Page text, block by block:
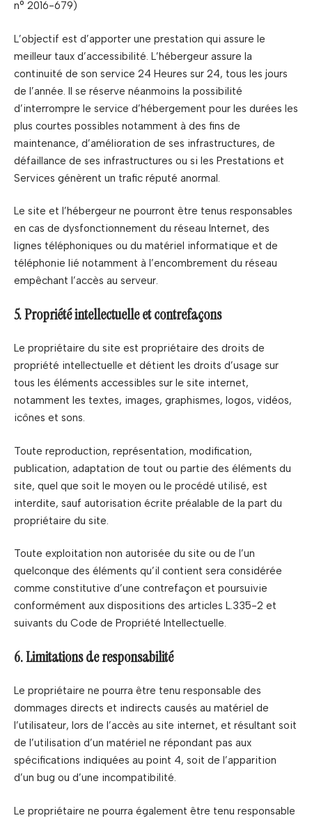
n° 2016-679)
L’objectif est d’apporter une prestation qui assure le
meilleur taux d’accessibilité. L’hébergeur assure la
continuité de son service 24 Heures sur 24, tous les jours
de l’année. Il se réserve néanmoins la possibilité
d’interrompre le service d’hébergement pour les durées les
plus courtes possibles notamment à des fins de
maintenance, d’amélioration de ses infrastructures, de
défaillance de ses infrastructures ou si les Prestations et
Services génèrent un trafic réputé anormal.
Le site et l’hébergeur ne pourront être tenus responsables
en cas de dysfonctionnement du réseau Internet, des
lignes téléphoniques ou du matériel informatique et de
téléphonie lié notamment à l’encombrement du réseau
empêchant l’accès au serveur.
5. Propriété intellectuelle et contrefaçons
Le propriétaire du site est propriétaire des droits de
propriété intellectuelle et détient les droits d’usage sur
tous les éléments accessibles sur le site internet,
notamment les textes, images, graphismes, logos, vidéos,
icônes et sons.
Toute reproduction, représentation, modification,
publication, adaptation de tout ou partie des éléments du
site, quel que soit le moyen ou le procédé utilisé, est
interdite, sauf autorisation écrite préalable de la part du
propriétaire du site.
Toute exploitation non autorisée du site ou de l’un
quelconque des éléments qu’il contient sera considérée
comme constitutive d’une contrefaçon et poursuivie
conformément aux dispositions des articles L.335-2 et
suivants du Code de Propriété Intellectuelle.
6. Limitations de responsabilité
Le propriétaire ne pourra être tenu responsable des
dommages directs et indirects causés au matériel de
l’utilisateur, lors de l’accès au site internet, et résultant soit
de l’utilisation d’un matériel ne répondant pas aux
spécifications indiquées au point 4, soit de l’apparition
d’un bug ou d’une incompatibilité.
Le propriétaire ne pourra également être tenu responsable